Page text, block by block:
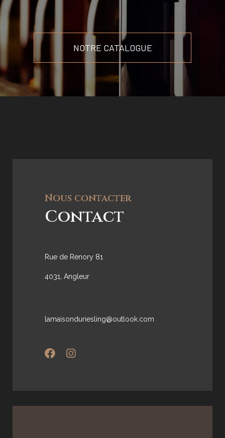
NOTRE CATALOGUE
Nous contacter
Contact
Rue de Renory 81
4031, Angleur
lamaisonduriesling@outlook.com